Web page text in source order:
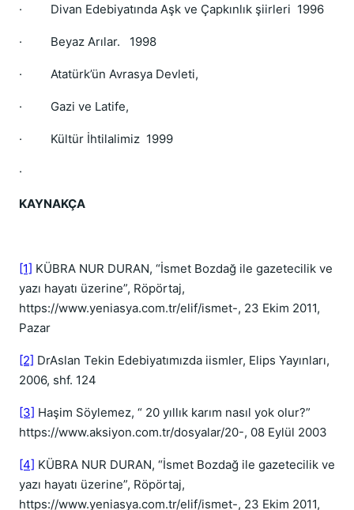
· Divan Edebiyatında Aşk ve Çapkınlık şiirleri 1996
· Beyaz Arılar. 1998
· Atatürk’ün Avrasya Devleti,
· Gazi ve Latife,
· Kültür İhtilalimiz 1999
·
KAYNAKÇA
[1] KÜBRA NUR DURAN, “İsmet Bozdağ ile gazetecilik ve
yazı hayatı üzerine”, Röpörtaj,
https://www.yeniasya.com.tr/elif/ismet-, 23 Ekim 2011,
Pazar
[2] DrAslan Tekin Edebiyatımızda iismler, Elips Yayınları,
2006, shf. 124
[3] Haşim Söylemez, “ 20 yıllık karım nasıl yok olur?”
https://www.aksiyon.com.tr/dosyalar/20-, 08 Eylül 2003
[4] KÜBRA NUR DURAN, “İsmet Bozdağ ile gazetecilik ve
yazı hayatı üzerine”, Röpörtaj,
https://www.yeniasya.com.tr/elif/ismet-, 23 Ekim 2011,